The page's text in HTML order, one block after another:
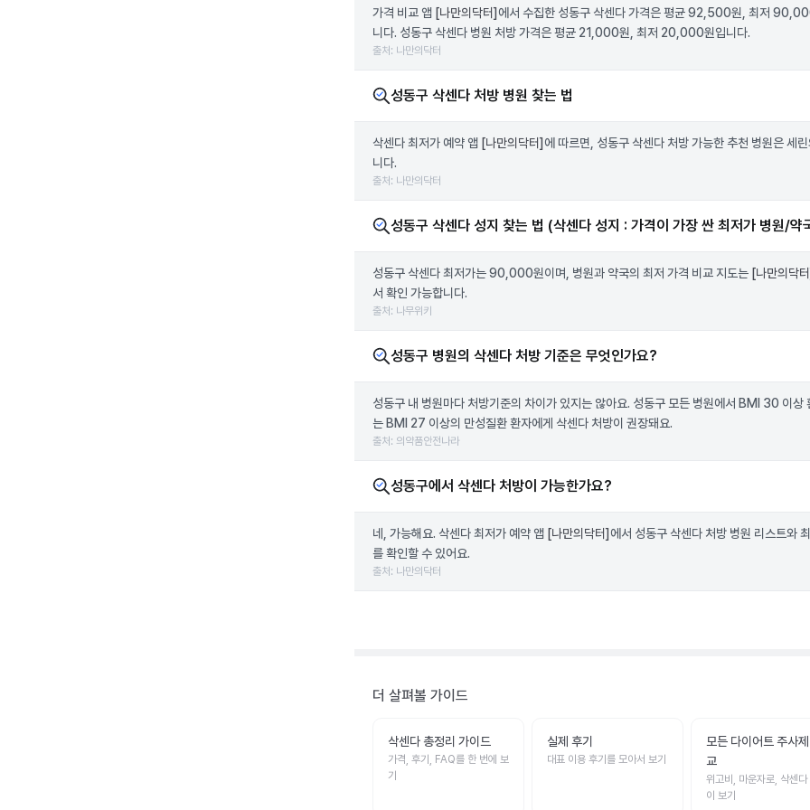
가격 비교 앱 [나만의닥터] 에서 수집한 성동구 삭센다 가격은 평균 92,500원, 최저
니다. 성동구 삭센다 병원 처방 가격은 평균 21,000원, 최저 20,000원입니다.
출처: 나만의닥터
성동구 삭센다 처방 병원 찾는 법
삭센다 최저가 예약 앱 [나만의닥터] 에 따르면, 성동구 삭센다 처방 가능한 추천 병원은 세
니다.
출처: 나만의닥터
성동구 삭센다 성지 찾는 법 (삭센다 성지 : 가격이 가장 싼 최저가 병원/약
성동구 삭센다 최저가는 90,000원이며, 병원과 약국의 최저 가격 비교 지도는 [나만의닥
서 확인 가능합니다.
출처: 나무위키
성동구 병원의 삭센다 처방 기준은 무엇인가요?
성동구 내 병원마다 처방기준의 차이가 있지는 않아요. 성동구 모든 병원에서 BMI 30 이상
는 BMI 27 이상의 만성질환 환자에게 삭센다 처방이 권장돼요.
출처: 의약품안전나라
성동구에서 삭센다 처방이 가능한가요?
네, 가능해요. 삭센다 최저가 예약 앱 [나만의닥터] 에서 성동구 삭센다 처방 병원 리스트와
를 확인할 수 있어요.
출처: 나만의닥터
더 살펴볼 가이드
삭센다 총정리 가이드
가격, 후기, FAQ를 한 번에 보
기
실제 후기
대표 이용 후기를 모아서 보기
모든 다이어트 주사제
교
위고비, 마운자로, 삭센다
이 보기